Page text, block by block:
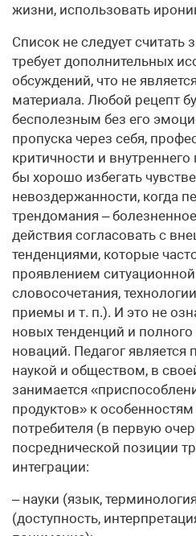
жизни, использовать
Список не следует
требует дополнительных
обсуждений, что не
материала. Любой рецепт
бесполезным без его
пропуска через себя,
критичности и
бы хорошо избегать
невоздержанности, когда
трендомания –
действия согласовать с
тенденциями, которые
проявлением
словосочетания,
приемы и т. п.). И это не
новых тенденций и
новаций. Педагог
наукой и обществом, в
занимается
продуктов» к
потребителя (в первую
посреднической позиции
интеграции:
– науки (язык,
(доступность,